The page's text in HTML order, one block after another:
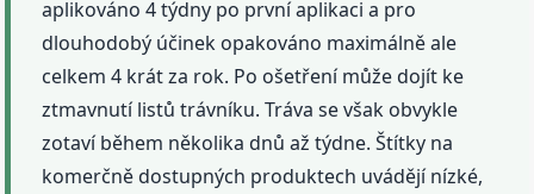
aplikováno 4 týdny po první aplikaci a pro
dlouhodobý účinek opakováno maximálně ale
celkem 4 krát za rok. Po ošetření může dojít ke
ztmavnutí listů trávníku. Tráva se však obvykle
zotaví během několika dnů až týdne. Štítky na
komerčně dostupných produktech uvádějí nízké,